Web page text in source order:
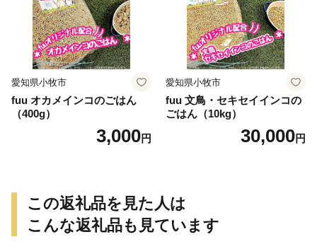
愛知県小牧市
fuu オカメインコのごはん
（400g）
3,000円
愛知県小牧市
fuu 文鳥・セキセイインコの
ごはん（10kg）
30,000円
この返礼品を見た人は
こんな返礼品も見ています